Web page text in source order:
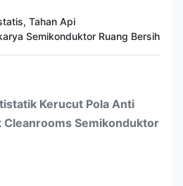
Tahan Api
Semikonduktor Ruang Bersih
Kerucut Pola Anti
Cleanrooms Semikonduktor